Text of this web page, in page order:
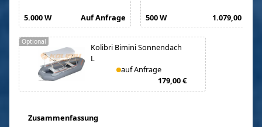
5.000 W Auf Anfrage 500 W 1.079,00 €
Kolibri Bimini Sonnendach
L
auf Anfrage
179,00 €
Optional
Zusammenfassung